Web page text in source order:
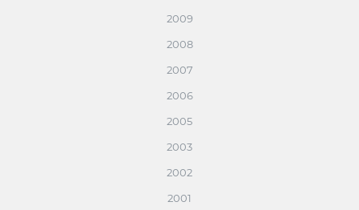
2009
2008
2007
2006
2005
2003
2002
2001